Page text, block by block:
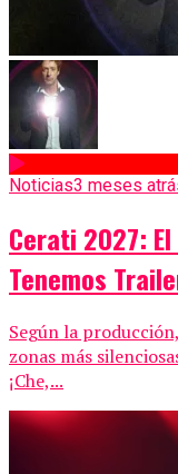
Noticias3 meses
Cerati 2027:
Tenemos
Según la
zonas más
¡Che,...